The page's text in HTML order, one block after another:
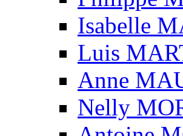
Isabelle
Luis
Anne
Nelly